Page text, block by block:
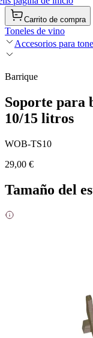
Carrito de compra
Toneles de vino
Accesorios para
Barrique
Soporte para
10/15 litros
WOB-TS10
29,00 €
Tamaño del